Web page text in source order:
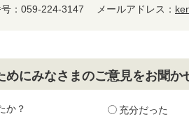
：059-224-3147 メールアドレス：
にみなさまのご意見をお聞か
か？ 充分だった